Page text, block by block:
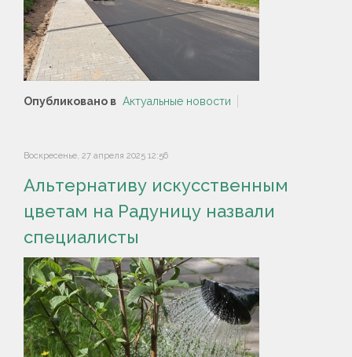
Опубликовано в Актуальные новости
Воскресенье, 27 апреля 2025 12:56
Альтернативу искусственным
цветам на Радуницу назвали
специалисты